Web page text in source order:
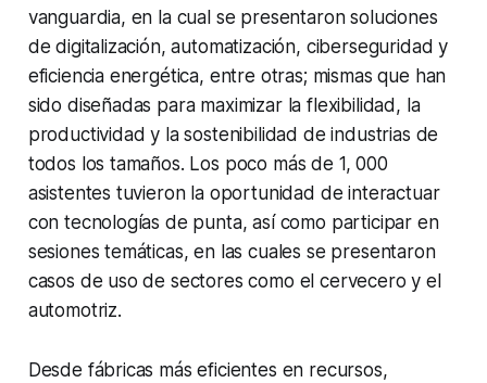
vanguardia, en la cual se presentaron soluciones
de digitalización, automatización, ciberseguridad y
eficiencia energética, entre otras; mismas que han
sido diseñadas para maximizar la flexibilidad, la
productividad y la sostenibilidad de industrias de
todos los tamaños. Los poco más de 1, 000
asistentes tuvieron la oportunidad de interactuar
con tecnologías de punta, así como participar en
sesiones temáticas, en las cuales se presentaron
casos de uso de sectores como el cervecero y el
automotriz.
Desde fábricas más eficientes en recursos,